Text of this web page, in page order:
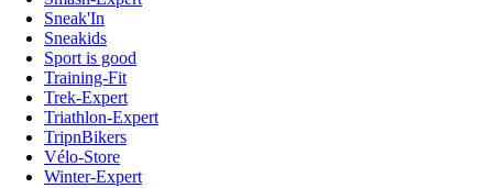
Sneak'In
Sneakids
Sport is good
Training-Fit
Trek-Expert
Triathlon-Expert
TripnBikers
Vélo-Store
Winter-Expert